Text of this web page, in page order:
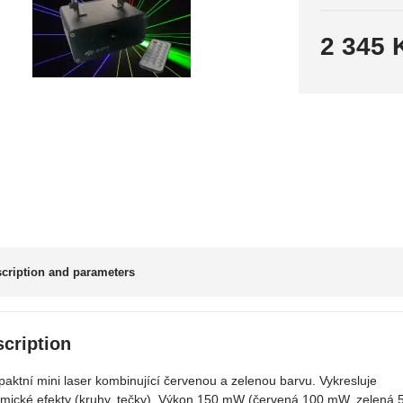
2 345
and parameters
mini laser kombinující červenou a zelenou barvu. Vykresluje
efekty (kruhy, tečky). Výkon 150 mW (červená 100 mW, zelená